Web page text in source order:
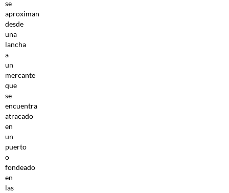
se
aproximan
desde
una
lancha
a
un
mercante
que
se
encuentra
atracado
en
un
puerto
o
fondeado
en
las